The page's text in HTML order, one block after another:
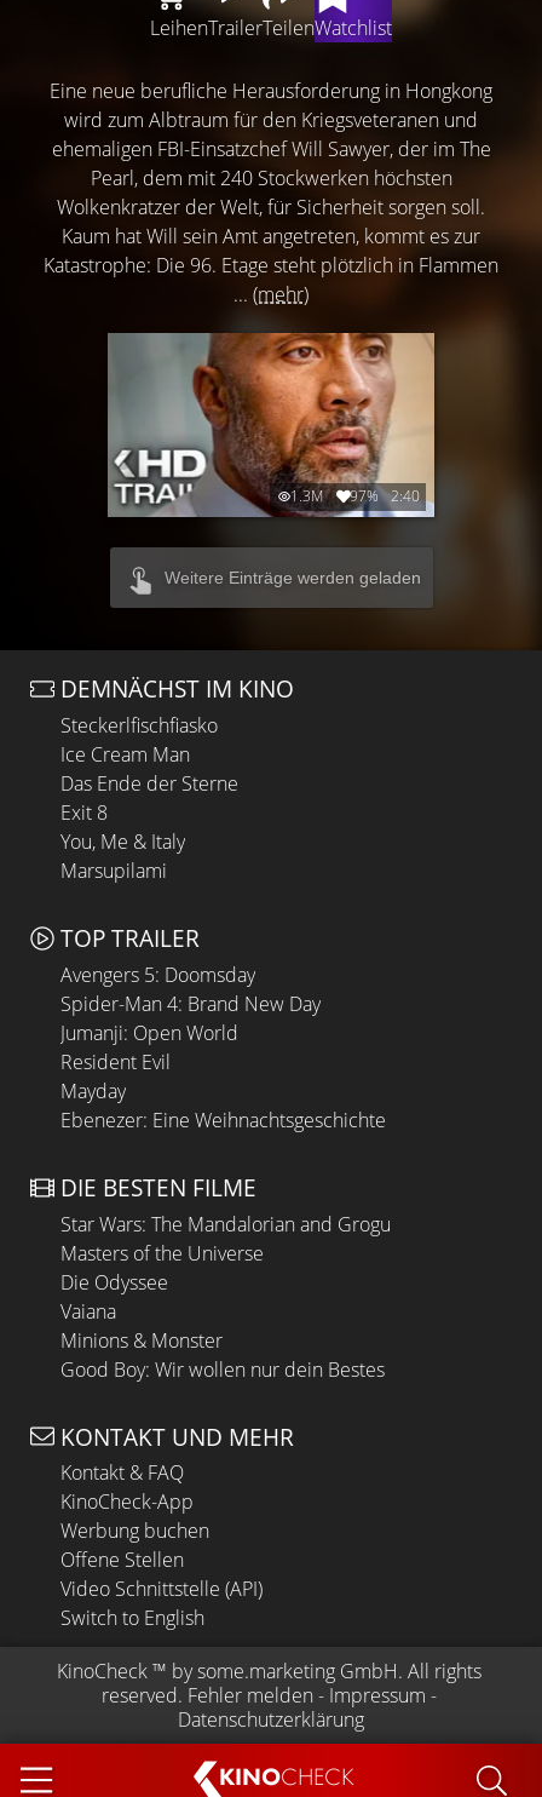
KINOCHECK
LeihenTrailerTeilenWatchlist
Eine neue berufliche Herausforderung in Hongkong
wird zum Albtraum für den Kriegsveteranen und
ehemaligen FBI-Einsatzchef Will Sawyer, der im The
Pearl, dem mit 240 Stockwerken höchsten
Wolkenkratzer der Welt, für Sicherheit sorgen soll.
Kaum hat Will sein Amt angetreten, kommt es zur
Katastrophe: Die 96. Etage steht plötzlich in Flammen
... (mehr)
1.3M 97% 2:40
Weitere Einträge werden geladen
DEMNÄCHST IM KINO
Steckerlfischfiasko
Ice Cream Man
Das Ende der Sterne
Exit 8
You, Me & Italy
Marsupilami
TOP TRAILER
Avengers 5: Doomsday
Spider-Man 4: Brand New Day
Jumanji: Open World
Resident Evil
Mayday
Ebenezer: Eine Weihnachtsgeschichte
DIE BESTEN FILME
Star Wars: The Mandalorian and Grogu
Masters of the Universe
Die Odyssee
Vaiana
Minions & Monster
Good Boy: Wir wollen nur dein Bestes
KONTAKT UND MEHR
Kontakt & FAQ
KinoCheck-App
Werbung buchen
Offene Stellen
Video Schnittstelle (API)
Switch to English
KinoCheck ™ by some.marketing GmbH. All rights
reserved. Fehler melden - Impressum -
Datenschutzerklärung